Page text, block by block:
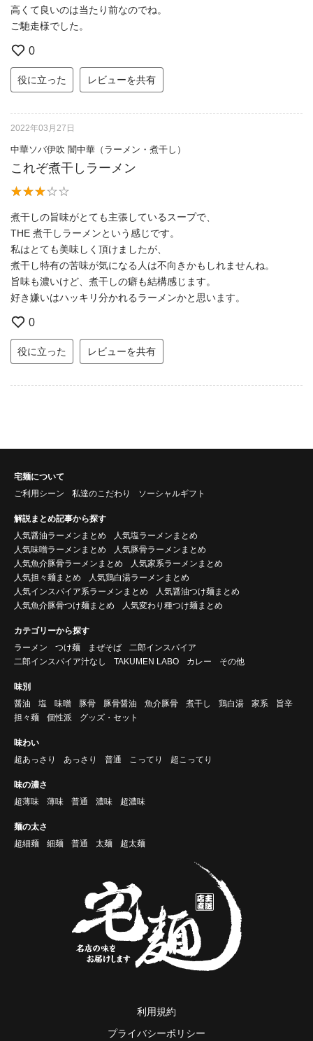
高くて良いのは当たり前なのでね。
ご馳走様でした。
0
役に立った レビューを共有
2022年03月27日
中華ソバ伊吹 闇中華（ラーメン・煮干し）
これぞ煮干しラーメン
煮干しの旨味がとても主張しているスープで、
THE 煮干しラーメンという感じです。
私はとても美味しく頂けましたが、
煮干し特有の苦味が気になる人は不向きかもしれませんね。
旨味も濃いけど、煮干しの癖も結構感じます。
好き嫌いはハッキリ分かれるラーメンかと思います。
0
役に立った レビューを共有
宅麺について
ご利用シーン
私達のこだわり ソーシャルギフト
解説まとめ記事から探す
人気醤油ラーメンまとめ
人気塩ラーメンまとめ
人気味噌ラーメンまとめ
人気豚骨ラーメンまとめ
人気魚介豚骨ラーメンまとめ
人気家系ラーメンまとめ
人気担々麺まとめ
人気鶏白湯ラーメンまとめ
人気インスパイア系ラーメンまとめ
人気醤油つけ麺まとめ
人気魚介豚骨つけ麺まとめ
人気変わり種つけ麺まとめ
カテゴリーから探す
ラーメン
つけ麺 まぜそば
二郎インスパイア
二郎インスパイア汁なし
TAKUMEN LABO カレー その他
味別
醤油
塩 味噌 豚骨 豚骨醤油 魚介豚骨 煮干し 鶏白湯 家系
旨辛
担々麺
個性派 グッズ・セット
味わい
超あっさり
あっさり 普通 こってり 超こってり
味の濃さ
超薄味
薄味 普通 濃味 超濃味
麺の太さ
超細麺
細麺 普通 太麺 超太麺
利用規約
プライバシーポリシー